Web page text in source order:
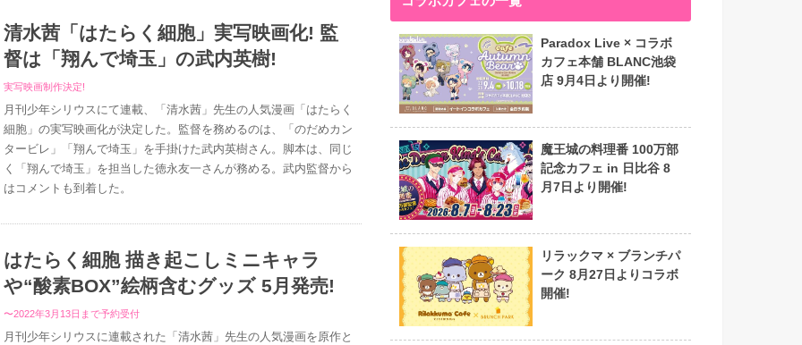
清水茜「はたらく細胞」実写映画化! 監
督は「翔んで埼玉」の武内英樹!
実写映画制作決定!
月刊少年シリウスにて連載、「清水茜」先生の人気漫画「はたらく
細胞」の実写映画化が決定した。監督を務めるのは、「のだめカン
タービレ」「翔んで埼玉」を手掛けた武内英樹さん。脚本は、同じ
く「翔んで埼玉」を担当した徳永友一さんが務める。武内監督から
はコメントも到着した。
はたらく細胞 描き起こしミニキャラ
や“酸素BOX”絵柄含むグッズ 5月発売!
〜2022年3月13日まで予約受付
月刊少年シリウスに連載された「清水茜」先生の人気漫画を原作と
Paradox Live × コラボ
カフェ本舗 BLANC池袋
店 9月4日より開催!
魔王城の料理番 100万部
記念カフェ in 日比谷 8
月7日より開催!
リラックマ × ブランチパ
ーク 8月27日よりコラボ
開催!